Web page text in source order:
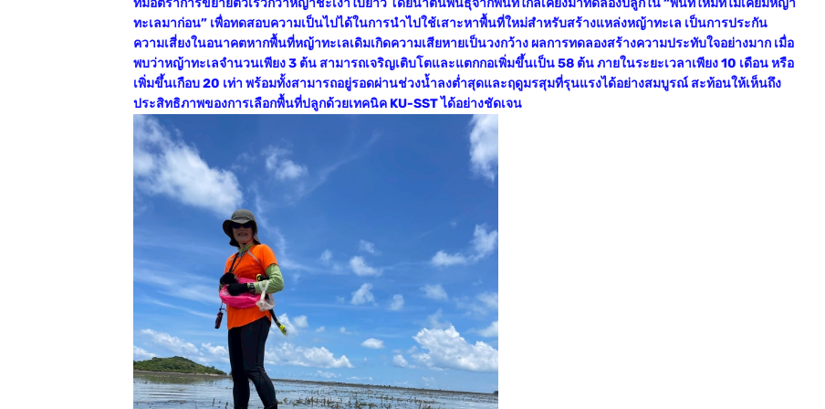
ที่มีอัตราการขยายตัวเร็วกว่าหญ้าชะเงาใบยาว โดยนำต้นพันธุ์จากพื้นที่ใกล้เคียงมาทดลองปลูกใน “พื้นที่ใหม่ที่ไม่เคยมีหญ้า
ทะเลมาก่อน” เพื่อทดสอบความเป็นไปได้ในการนำไปใช้เสาะหาพื้นที่ใหม่สำหรับสร้างแหล่งหญ้าทะเล เป็นการประกัน
ความเสี่ยงในอนาคตหากพื้นที่หญ้าทะเลเดิมเกิดความเสียหายเป็นวงกว้าง ผลการทดลองสร้างความประทับใจอย่างมาก เมื่อ
พบว่าหญ้าทะเลจำนวนเพียง 3 ต้น สามารถเจริญเติบโตและแตกกอเพิ่มขึ้นเป็น 58 ต้น ภายในระยะเวลาเพียง 10 เดือน หรือ
เพิ่มขึ้นเกือบ 20 เท่า พร้อมทั้งสามารถอยู่รอดผ่านช่วงน้ำลงต่ำสุดและฤดูมรสุมที่รุนแรงได้อย่างสมบูรณ์ สะท้อนให้เห็นถึง
ประสิทธิภาพของการเลือกพื้นที่ปลูกด้วยเทคนิค KU-SST ได้อย่างชัดเจน